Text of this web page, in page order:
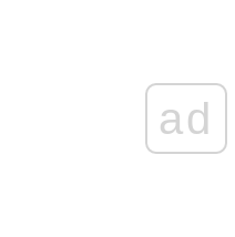
ad